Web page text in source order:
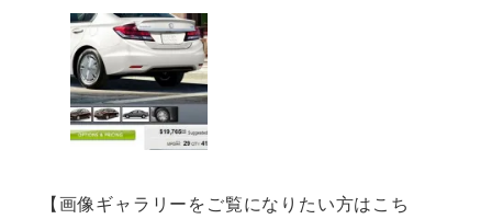
【画像ギャラリーをご覧になりたい方はこち